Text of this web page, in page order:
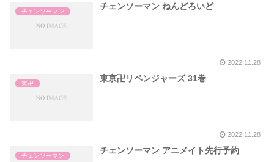
チェンソーマン
チェンソーマン ねんどろいど
2022.11.28
東卍
東京卍リベンジャーズ 31巻
2022.11.28
チェンソーマン
チェンソーマン アニメイト先行予約